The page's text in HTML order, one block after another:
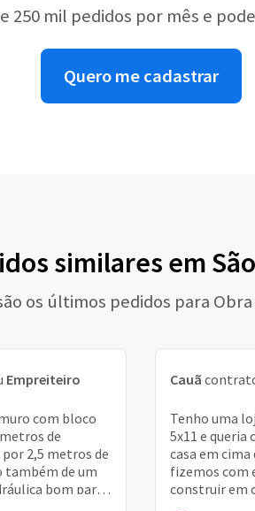
250 mil pedidos por mês e
Quero me cadastrar
similares em
os últimos pedidos para
Empreiteiro
com bloco
de
2,5 metros de
também de um
bom para
Cauã
Tenho uma
5x11 e
casa em cima
fizemos com
construir em